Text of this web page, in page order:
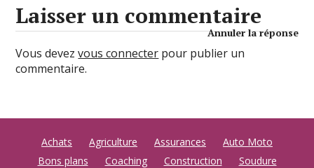
Laisser un commentaire
Annuler la réponse
Vous devezvous connecter pour publier un
commentaire.
Achats Agriculture Assurances
Auto Moto
Bons plans
Coaching Construction
Soudure